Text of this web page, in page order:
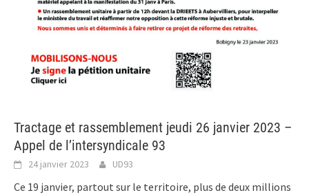
Tractage et rassemblement jeudi 26 janvier 2023 –
Appel de l’intersyndicale 93
24 janvier 2023 UD93
Ce 19 janvier, partout sur le territoire, plus de deux millions